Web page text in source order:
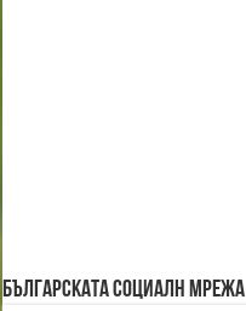
БЪЛГАРСКАТА СОЦИАЛН МРЕЖА